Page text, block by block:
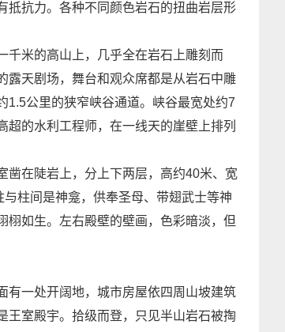
抵抗力。各种不同颜色岩石的扭曲岩层形
米的高山上，几乎全在岩石上雕刻而
露天剧场，舞台和观众席都是从岩石中雕
1.5公里的狭窄峡谷通道。峡谷最宽处约7
的水利工程师，在一线天的崖壁上排列
在陡岩上，分上下两层，高约40米、宽
柱间是神龛，供奉圣母、带翅武士等神
栩如生。左右殿壁的壁画，色彩暗淡，但
一处开阔地，城市房屋依四周山坡建筑
王室殿宇。拾级而登，只见半山岩石被掏